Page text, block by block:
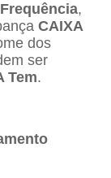
,
CAIXA
dos
ser
Tem.